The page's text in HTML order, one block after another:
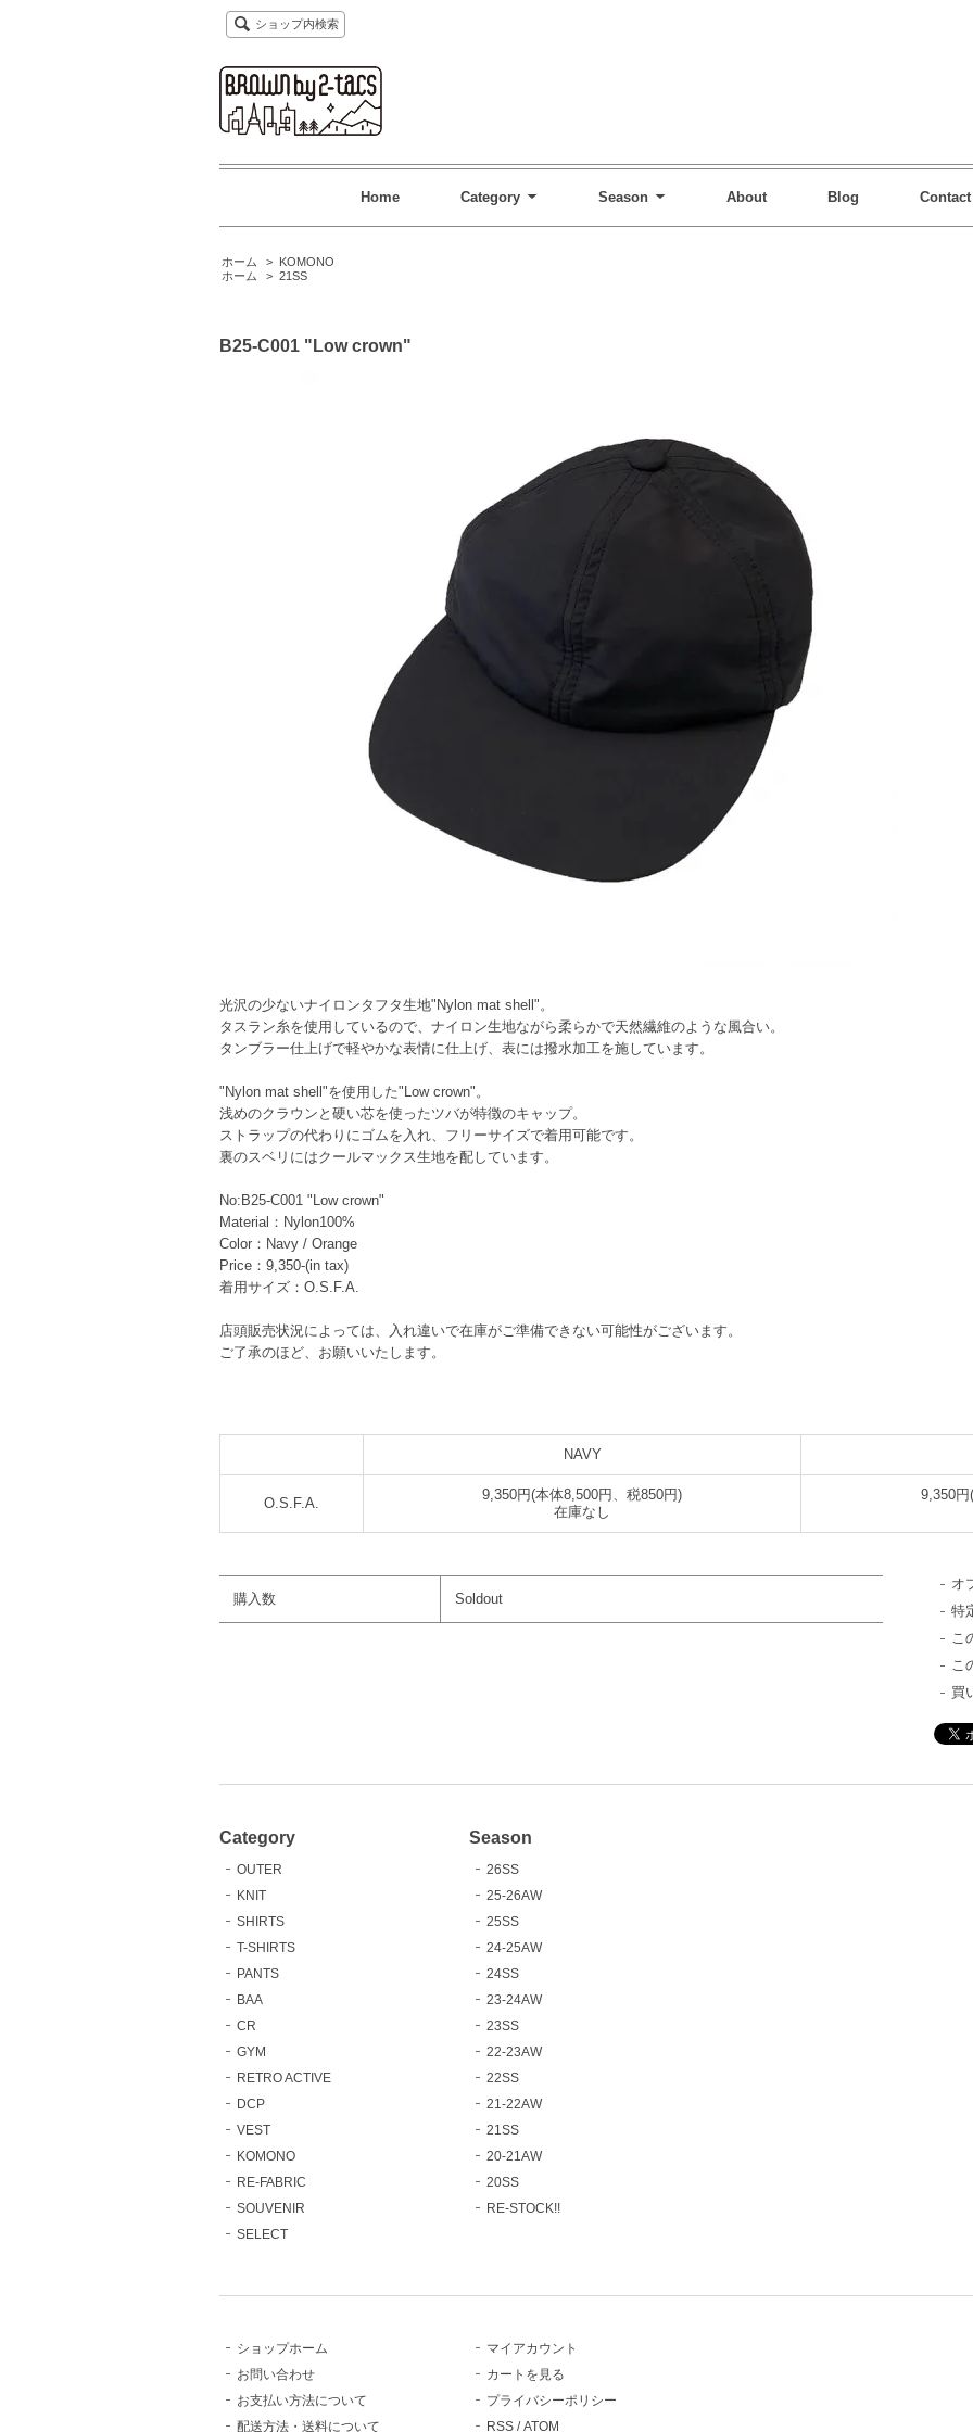
ショップ内検索
Home Category Season About Blog Contact
ホーム > KOMONO
ホーム
> 21SS
B25-C001 "Low crown"
光沢の少ないナイロンタフタ生地"Nylon mat shell"。
タスラン糸を使用しているので、ナイロン生地ながら柔らかで天然繊維のような風合い。
タンブラー仕上げで軽やかな表情に仕上げ、表には撥水加工を施しています。
"Nylon mat shell"を使用した"Low crown"。
浅めのクラウンと硬い芯を使ったツバが特徴のキャップ。
ストラップの代わりにゴムを入れ、フリーサイズで着用可能です。
裏のスベリにはクールマックス生地を配しています。
No:B25-C001 "Low crown"
Material：Nylon100%
Color：Navy / Orange
Price：9,350-(in tax)
着用サイズ：O.S.F.A.
店頭販売状況によっては、入れ違いで在庫がご準備できない可能性がございます。
ご了承のほど、お願いいたします。
NAVY
O.S.F.A.
9,350円(本体8,500円、税850円)
在庫なし
9,350円
購入数 Soldout
オ
特
こ
こ
買
Category
OUTER
KNIT
SHIRTS
T-SHIRTS
PANTS
BAA
CR
GYM
RETRO ACTIVE
DCP
VEST
KOMONO
RE-FABRIC
SOUVENIR
SELECT
Season
26SS
25-26AW
25SS
24-25AW
24SS
23-24AW
23SS
22-23AW
22SS
21-22AW
21SS
20-21AW
20SS
RE-STOCK!!
ショップホーム
お問い合わせ
お支払い方法について
配送方法・送料について
マイアカウント
カートを見る
プライバシーポリシー
RSS /ATOM